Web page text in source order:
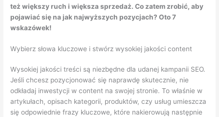
też większy ruch i większa sprzedaż. Co zatem zrobić, aby
pojawiać się na jak najwyższych pozycjach? Oto 7
wskazówek!
Wybierz słowa kluczowe i stwórz wysokiej jakości content
Wysokiej jakości treści są niezbędne dla udanej kampanii SEO.
Jeśli chcesz pozycjonować się naprawdę skutecznie, nie
odkładaj inwestycji w content na swojej stronie. To właśnie w
artykułach, opisach kategorii, produktów, czy usług umieszcza
się odpowiednie frazy kluczowe, które nakierowują następnie